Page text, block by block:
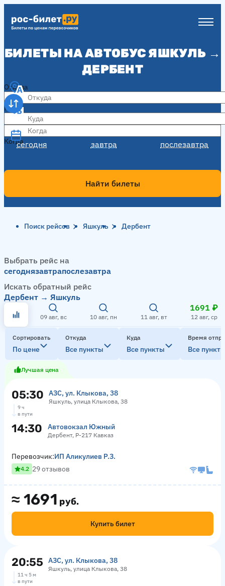
БИЛЕТЫ НА АВТОБУС ЯШКУЛЬ →
ДЕРБЕНТ
Откуда
Куда
Когда
сегодня завтра послезавтра
Когда
Найти билеты
Поиск рейсов Яшкуль Дербент
Выбрать рейс на
сегоднязавтрапослезавтра
Искать обратный рейс
Дербент → Яшкуль
09 авг, вс 10 авг, пн 11 авг, вт
1691 ₽
12 авг, ср
Сортировать
По цене
Откуда
Все пункты
Куда
Все пункты
Время
Все
Лучшая цена
05:30 АЗС, ул. Клыкова, 38
Яшкуль, улица Клыкова, 38
9 ч
в пути
14:30 Автовокзал Южный
Дербент, Р-217 Кавказ
≈ 1691 руб.
Купить билет
Перевозчик:ИП Аликулиев Р.З.
4.2 29 отзывов
20:55 АЗС, ул. Клыкова, 38
Яшкуль, улица Клыкова, 38
11 ч 5 м
в пути